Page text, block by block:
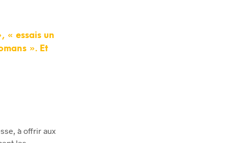
« essais un
». Et
à offrir aux